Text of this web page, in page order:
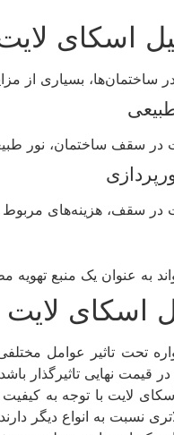
اسکای
ساختمان‌ها، بسیاری از
در سقف ساختمان، نور
در سقف، هزینه‌های
به عنوان یک منبع
اسکای لایت
تحت تاثیر عوامل
قیمت نهایی تاثیرگذار
لایت با توجه به
نسبت به انواع دیگر